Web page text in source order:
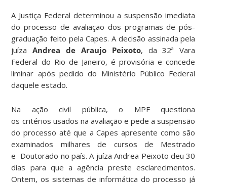
A Justiça Federal determinou a suspensão imediata
do processo de avaliação dos programas de pós-
graduação feito pela Capes. A decisão assinada pela
juízaAndrea de Araujo Peixoto, da 32ª Vara
Federal do Rio de Janeiro, é provisória e concede
liminar após pedido do Ministério Público Federal
daquele estado.
Na ação civil pública, o MPF questiona
os critérios usados na avaliação e pede a suspensão
do processo até que a Capes apresente como são
examinados milhares de cursos de Mestrado
e Doutorado no país. A juíza Andrea Peixoto deu 30
dias para que a agência preste esclarecimentos.
Ontem, os sistemas de informática do processo já